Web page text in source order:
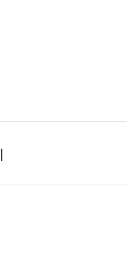
Insights da